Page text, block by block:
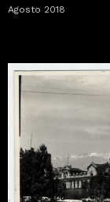
Agosto 2018